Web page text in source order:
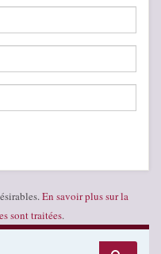
En savoir plus sur la
sont traitées.